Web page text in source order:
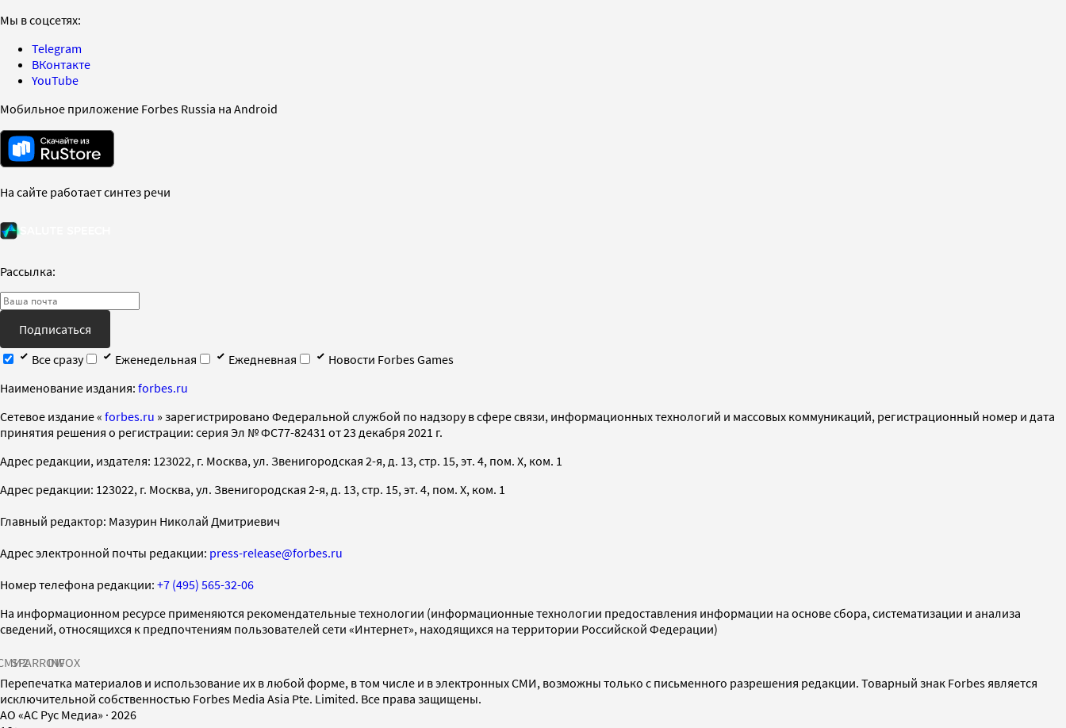
Мы в соцсетях:
Telegram
ВКонтакте
YouTube
Мобильное приложение Forbes Russia на Android
На сайте работает синтез речи
Рассылка:
Подписаться
Все сразу
Еженедельная Ежедневная
Новости Forbes Games
Наименование издания: forbes.ru
Cетевое издание « forbes.ru » зарегистрировано Федеральной службой по надзору в сфере связи, информационных технологий и массовых коммуникаций, регистрационный номер и дата
принятия решения о регистрации: серия Эл № ФС77-82431 от 23 декабря 2021 г.
Адрес редакции, издателя: 123022, г. Москва, ул. Звенигородская 2-я, д. 13, стр. 15, эт. 4, пом. X, ком. 1
Адрес редакции: 123022, г. Москва, ул. Звенигородская 2-я, д. 13, стр. 15, эт. 4, пом. X, ком. 1
Главный редактор: Мазурин Николай Дмитриевич
Адрес электронной почты редакции: press-release@forbes.ru
Номер телефона редакции: +7 (495) 565-32-06
На информационном ресурсе применяются рекомендательные технологии (информационные технологии предоставления информации на основе сбора, систематизации и анализа
сведений, относящихся к предпочтениям пользователей сети «Интернет», находящихся на территории Российской Федерации)
SPARROWINFOX
Перепечатка материалов и использование их в любой форме, в том числе и в электронных СМИ, возможны только с письменного разрешения редакции. Товарный знак Forbes является
исключительной собственностью Forbes Media Asia Pte. Limited. Все права защищены.
AO «АС Рус Медиа» · 2026